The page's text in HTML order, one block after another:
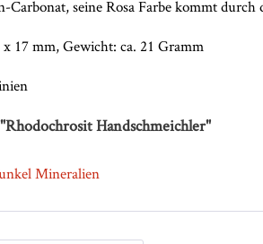
seine Rosa Farbe kommt
x 17 mm, Gewicht: ca. 21 Gramm
Handschmeichler"
Mineralien